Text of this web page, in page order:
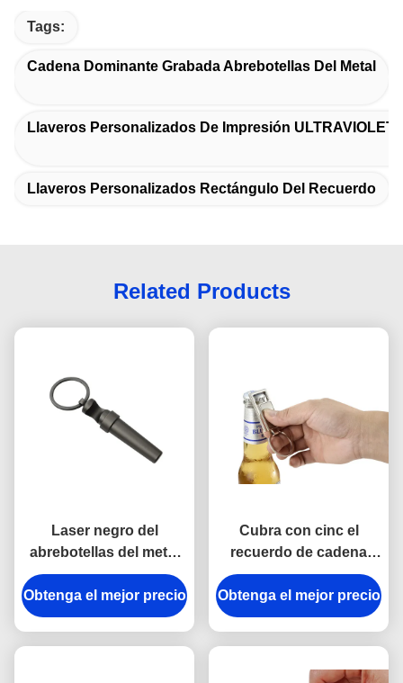
Tags:
Cadena Dominante Grabada Abrebotellas Del Metal
Llaveros Personalizados De Impresión
Llaveros Personalizados Rectángulo Del Recuerdo
Related Products
Laser negro del
abrebotellas del metal
de IMEGA que graba la
cadena dominante del
sacacorchos del vino
Obtenga el mejor precio
Cubra con cinc el
recuerdo de cadena
dominante grabado
aleación del rectángulo
del abrebotellas del
Obtenga el mejor precio